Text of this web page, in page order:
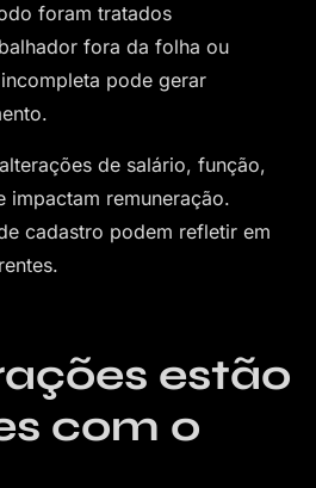
foram tratados
fora da folha ou
pode gerar
de salário, função,
impactam remuneração.
cadastro podem refletir em
estão
com o